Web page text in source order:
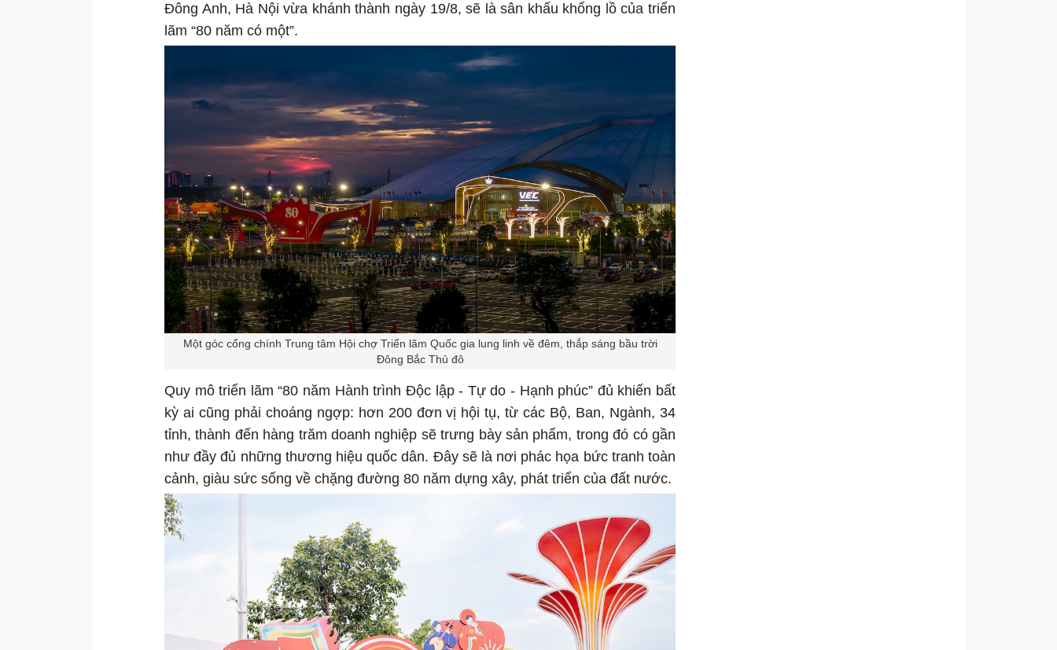
Đông Anh, Hà Nội vừa khánh thành ngày 19/8, sẽ là sân khấu khổng lồ của triển
lãm “80 năm có một”.
Một góc cổng chính Trung tâm Hội chợ Triển lãm Quốc gia lung linh về đêm, thắp sáng bầu trời
Đông Bắc Thủ đô
Quy mô triển lãm “80 năm Hành trình Độc lập - Tự do - Hạnh phúc” đủ khiến bất
kỳ ai cũng phải choáng ngợp: hơn 200 đơn vị hội tụ, từ các Bộ, Ban, Ngành, 34
tỉnh, thành đến hàng trăm doanh nghiệp sẽ trưng bày sản phẩm, trong đó có gần
như đầy đủ những thương hiệu quốc dân. Đây sẽ là nơi phác họa bức tranh toàn
cảnh, giàu sức sống về chặng đường 80 năm dựng xây, phát triển của đất nước.